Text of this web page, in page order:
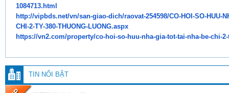
1084713.html
http://vipbds.net/vn/san-giao-dich/raovat-254598/CO-HOI-SO-HUU-
CHI-2-TY-380-THUONG-LUONG.aspx
https://vn2.com/property/co-hoi-so-huu-nha-gia-tot-tai-nha-be-chi-
TIN NỔI BẬT